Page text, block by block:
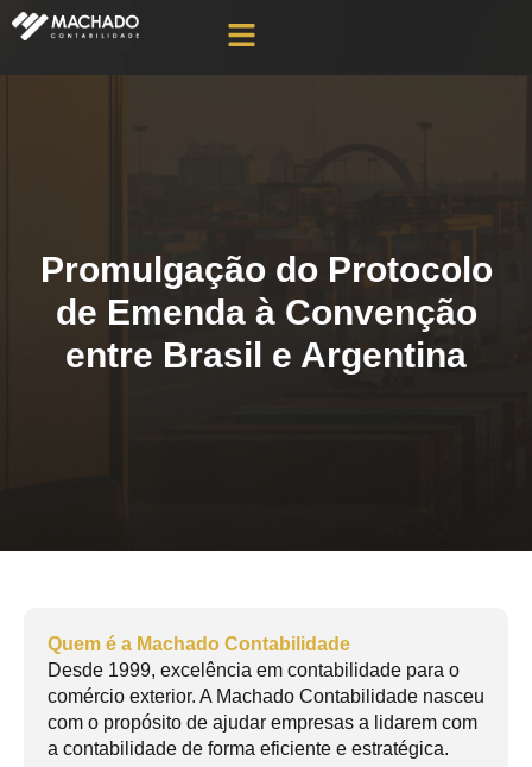
Promulgação do Protocolo
de Emenda à Convenção
entre Brasil e Argentina
Quem é a Machado Contabilidade
Desde 1999, excelência em contabilidade para o
comércio exterior. A Machado Contabilidade nasceu
com o propósito de ajudar empresas a lidarem com
a contabilidade de forma eficiente e estratégica.